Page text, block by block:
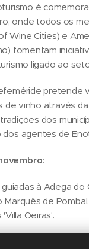
é
onde todos os
Wine Cities) e
fomentam
ligado ao
pretende
vinho através
dos
dos agentes de
guiadas à Adega
Marquês de
Oeiras'.